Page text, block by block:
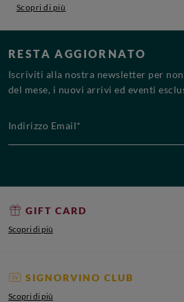
Scopri di più
RESTA AGGIORNATO
Iscriviti alla nostra newsletter per
del mese, i nuovi arrivi ed eventi
GIFT CARD
Scopri di più
SIGNORVINO CLUB
Scopri di più